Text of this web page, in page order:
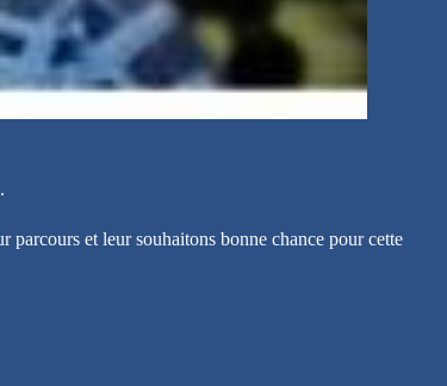
et leur souhaitons bonne chance pour cette